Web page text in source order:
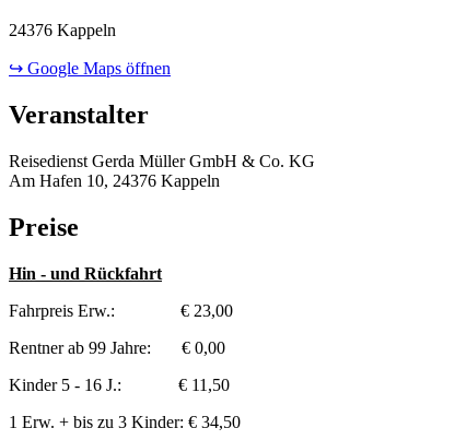
24376 Kappeln
↪ Google Maps öffnen
Veranstalter
Reisedienst Gerda Müller GmbH & Co. KG
Am Hafen 10, 24376 Kappeln
Preise
Hin - und Rückfahrt
Fahrpreis Erw.: € 23,00
Rentner ab 99 Jahre: € 0,00
Kinder 5 - 16 J.: € 11,50
1 Erw. + bis zu 3 Kinder: € 34,50